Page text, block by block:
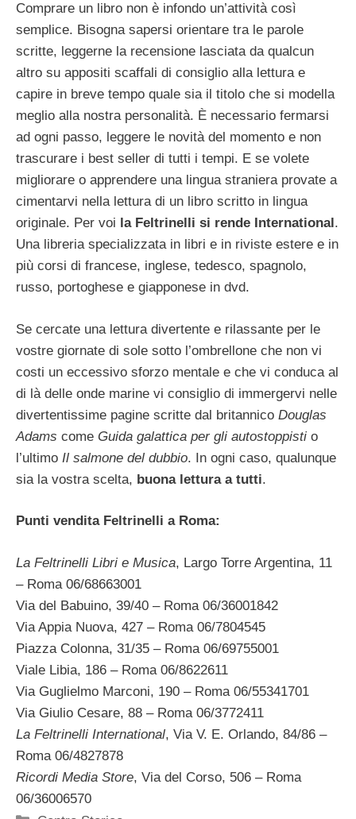
Comprare un libro non è infondo un’attività così
semplice. Bisogna sapersi orientare tra le parole
scritte, leggerne la recensione lasciata da qualcun
altro su appositi scaffali di consiglio alla lettura e
capire in breve tempo quale sia il titolo che si modella
meglio alla nostra personalità. È necessario fermarsi
ad ogni passo, leggere le novità del momento e non
trascurare i best seller di tutti i tempi. E se volete
migliorare o apprendere una lingua straniera provate a
cimentarvi nella lettura di un libro scritto in lingua
originale. Per voi la Feltrinelli si rende International .
Una libreria specializzata in libri e in riviste estere e in
più corsi di francese, inglese, tedesco, spagnolo,
russo, portoghese e giapponese in dvd.
Se cercate una lettura divertente e rilassante per le
vostre giornate di sole sotto l’ombrellone che non vi
costi un eccessivo sforzo mentale e che vi conduca al
di là delle onde marine vi consiglio di immergervi nelle
divertentissime pagine scritte dal britannico Douglas
Adams come Guida galattica per gli autostoppisti o
l’ultimo Il salmone del dubbio. In ogni caso, qualunque
sia la vostra scelta, buona lettura a tutti.
Punti vendita Feltrinelli a Roma:
La Feltrinelli Libri e Musica, Largo Torre Argentina, 11
– Roma 06/68663001
Via del Babuino, 39/40 – Roma 06/36001842
Via Appia Nuova, 427 – Roma 06/7804545
Piazza Colonna, 31/35 – Roma 06/69755001
Viale Libia, 186 – Roma 06/8622611
Via Guglielmo Marconi, 190 – Roma 06/55341701
Via Giulio Cesare, 88 – Roma 06/3772411
La Feltrinelli International, Via V. E. Orlando, 84/86 –
Roma 06/4827878
Ricordi Media Store, Via del Corso, 506 – Roma
06/36006570